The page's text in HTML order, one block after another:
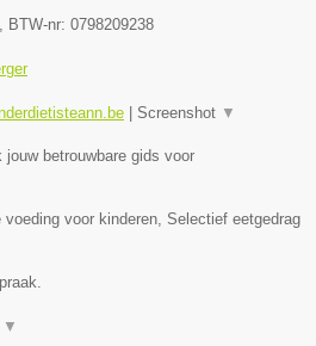
, BTW-nr: 0798209238
Screenshot ▼
betrouwbare gids voor
voeding voor kinderen, Selectief eetgedrag
▼